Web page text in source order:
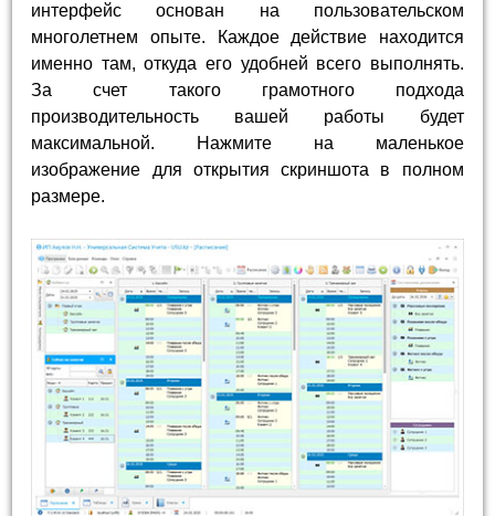
интерфейс основан на пользовательском
многолетнем опыте. Каждое действие находится
именно там, откуда его удобней всего выполнять.
За счет такого грамотного подхода
производительность вашей работы будет
максимальной. Нажмите на маленькое
изображение для открытия скриншота в полном
размере.